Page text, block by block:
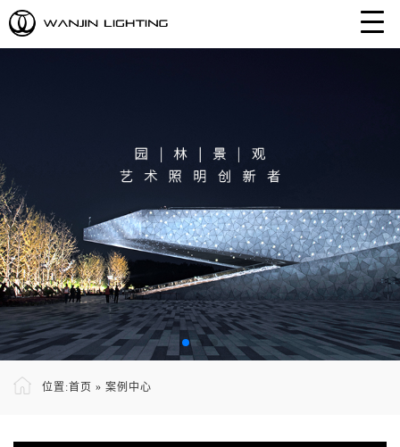
位置:首页 » 案例中心